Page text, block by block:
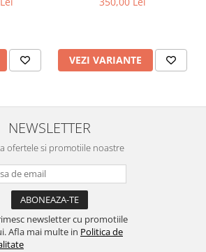
VEZI VARIANTE
NEWSLETTER
ofertele si promotiile noastre
newsletter cu promotiile
Afla mai multe in Politica de